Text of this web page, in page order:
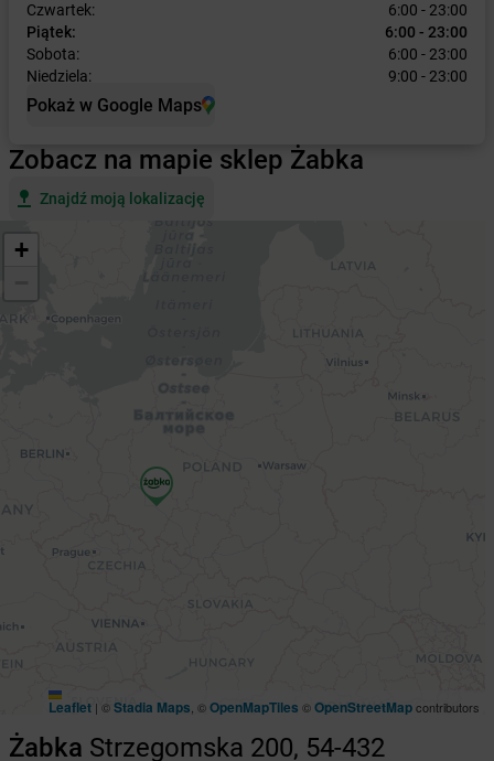
Czwartek:
6:00 - 23:00
Piątek:
6:00 - 23:00
Sobota:
6:00 - 23:00
Niedziela:
9:00 - 23:00
Pokaż w Google Maps
Zobacz na mapie sklep Żabka
Znajdź moją lokalizację
+
Leaflet | ©Stadia Maps , ©OpenMapTiles ©OpenStreetMapcontributors
Żabka Strzegomska 200, 54-432